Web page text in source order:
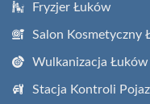
Fryzjer Łuków
Salon Kosmetyczny
Wulkanizacja Łuków
Stacja Kontroli